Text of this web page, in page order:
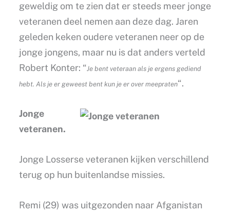
geweldig om te zien dat er steeds meer jonge
veteranen deel nemen aan deze dag. Jaren
geleden keken oudere veteranen neer op de
jonge jongens, maar nu is dat anders verteld
Robert Konter: “Je bent veteraan als je ergens gediend
hebt. Als je er geweest bent kun je er over meepraten“.
Jonge
veteranen.
Jonge Losserse veteranen kijken verschillend
terug op hun buitenlandse missies.
Remi (29) was uitgezonden naar Afganistan